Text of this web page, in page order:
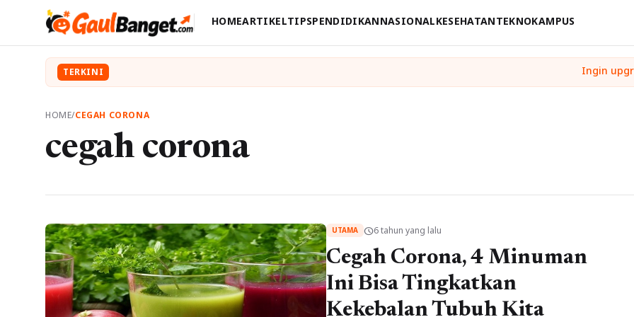
HOMEARTIKELTIPSPENDIDIKANNASIONALKESEHATANTEKNOKAMPUS
TERKINI
HOME/CEGAH CORONA
cegah corona
UTAMA schedule6 tahun yang lalu
Cegah Corona, 4 Minuman
Ini Bisa Tingkatkan
Kekebalan Tubuh Kita